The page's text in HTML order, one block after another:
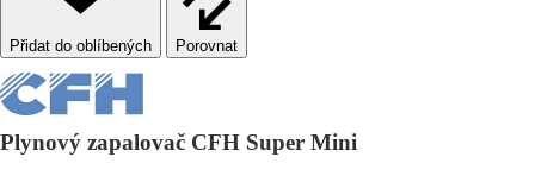
Porovnat
Plynový zapalovač CFH Super Mini